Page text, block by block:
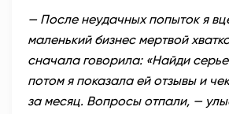
— После неудачных попыток я
маленький бизнес мертвой
сначала говорила: «Найди
потом я показала ей отзывы и
за месяц. Вопросы отпали, —